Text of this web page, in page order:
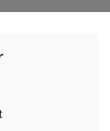
on